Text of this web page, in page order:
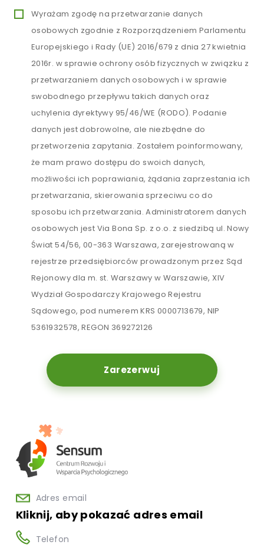
Wyrażam zgodę na przetwarzanie danych
osobowych zgodnie z Rozporządzeniem Parlamentu
Europejskiego i Rady (UE) 2016/679 z dnia 27 kwietnia
2016r. w sprawie ochrony osób fizycznych w związku z
przetwarzaniem danych osobowych i w sprawie
swobodnego przepływu takich danych oraz
uchylenia dyrektywy 95/46/WE (RODO). Podanie
danych jest dobrowolne, ale niezbędne do
przetworzenia zapytania. Zostałem poinformowany,
że mam prawo dostępu do swoich danych,
możliwości ich poprawiania, żądania zaprzestania ich
przetwarzania, skierowania sprzeciwu co do
sposobu ich przetwarzania. Administratorem danych
osobowych jest Via Bona Sp. z o.o. z siedzibą ul. Nowy
Świat 54/56, 00-363 Warszawa, zarejestrowaną w
rejestrze przedsiębiorców prowadzonym przez Sąd
Rejonowy dla m. st. Warszawy w Warszawie, XIV
Wydział Gospodarczy Krajowego Rejestru
Sądowego, pod numerem KRS 0000713679, NIP
5361932578, REGON 369272126
Zarezerwuj
Adres email
Kliknij, aby pokazać adres email
Telefon